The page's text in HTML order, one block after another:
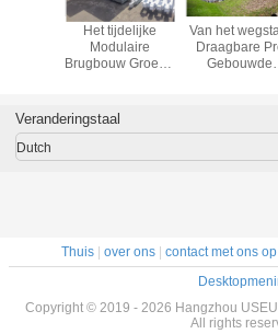
van de
Het tijdelijke
Modulaire
Brugbouw Groene
Prestaties
Van het
Draagbare
Gebouwde
Veranderingstaal
Dutch
Thuis over ons contact met ons op
Copyright © 2019 - 2026 Hangzhou
All rights